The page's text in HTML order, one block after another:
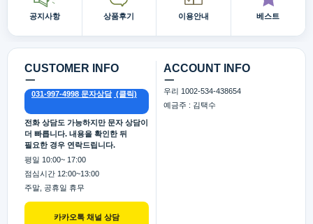
공지사항 상품후기 이용안내 베스트
CUSTOMER INFO
카카오톡 채널 상담
ㅡ
031-997-4998 문자상담
전화 상담도 가능하지만 문자 상담이
더 빠릅니다. 내용을 확인한 뒤
필요한 경우 연락드립니다.
평일 10:00~ 17:00
점심시간 12:00~13:00
주말, 공휴일 휴무
ACCOUNT INFO
ㅡ
우리 1002-534-438654
예금주 : 김택수